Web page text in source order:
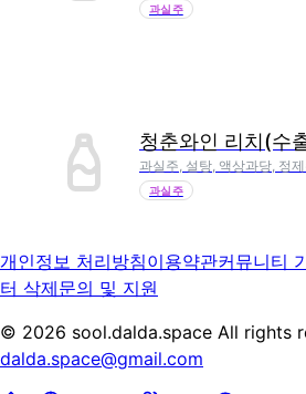
과실주
청춘와인 리치(수
과실주, 설탕, 액상과당, 정
과실주
개인정보 처리방침이용약관커뮤니티
터 삭제문의 및 지원
© 2026 sool.dalda.space All rights
dalda.space@gmail.com